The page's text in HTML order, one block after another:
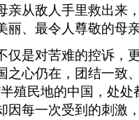
亲从敌人手里救出来
丽、最令人尊敬的母
是对苦难的控诉，更
之心仍在，团结一致
殖民地的中国，处
因每一次受到的刺激